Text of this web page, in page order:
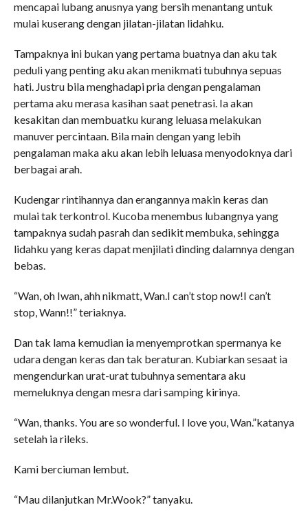
mencapai lubang anusnya yang bersih menantang untuk
mulai kuserang dengan jilatan-jilatan lidahku.
Tampaknya ini bukan yang pertama buatnya dan aku tak
peduli yang penting aku akan menikmati tubuhnya sepuas
hati. Justru bila menghadapi pria dengan pengalaman
pertama aku merasa kasihan saat penetrasi. Ia akan
kesakitan dan membuatku kurang leluasa melakukan
manuver percintaan. Bila main dengan yang lebih
pengalaman maka aku akan lebih leluasa menyodoknya dari
berbagai arah.
Kudengar rintihannya dan erangannya makin keras dan
mulai tak terkontrol. Kucoba menembus lubangnya yang
tampaknya sudah pasrah dan sedikit membuka, sehingga
lidahku yang keras dapat menjilati dinding dalamnya dengan
bebas.
“Wan, oh Iwan, ahh nikmatt, Wan.I can’t stop now!I can’t
stop, Wann!!” teriaknya.
Dan tak lama kemudian ia menyemprotkan spermanya ke
udara dengan keras dan tak beraturan. Kubiarkan sesaat ia
mengendurkan urat-urat tubuhnya sementara aku
memeluknya dengan mesra dari samping kirinya.
“Wan, thanks. You are so wonderful. I love you, Wan.”katanya
setelah ia rileks.
Kami berciuman lembut.
“Mau dilanjutkan Mr.Wook?” tanyaku.